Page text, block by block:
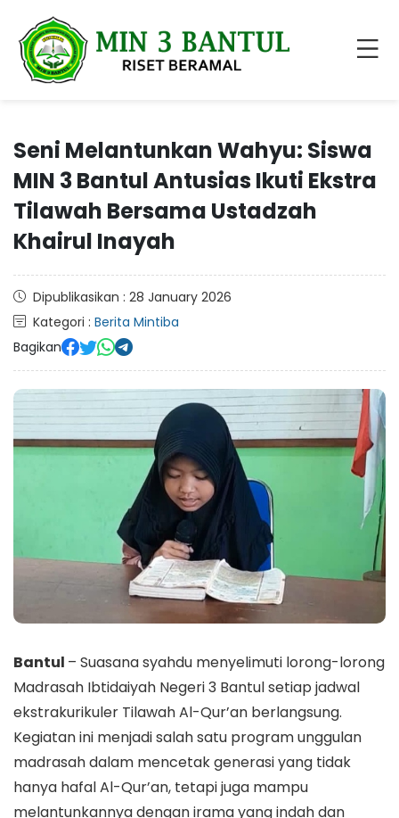
Seni Melantunkan Wahyu: Siswa
MIN 3 Bantul Antusias Ikuti Ekstra
Tilawah Bersama Ustadzah
Khairul Inayah
Dipublikasikan : 28 January 2026
Kategori : Berita Mintiba
Bagikan
Bantul – Suasana syahdu menyelimuti lorong-lorong
Madrasah Ibtidaiyah Negeri 3 Bantul setiap jadwal
ekstrakurikuler Tilawah Al-Qur’an berlangsung.
Kegiatan ini menjadi salah satu program unggulan
madrasah dalam mencetak generasi yang tidak
hanya hafal Al-Qur’an, tetapi juga mampu
melantunkannya dengan irama yang indah dan